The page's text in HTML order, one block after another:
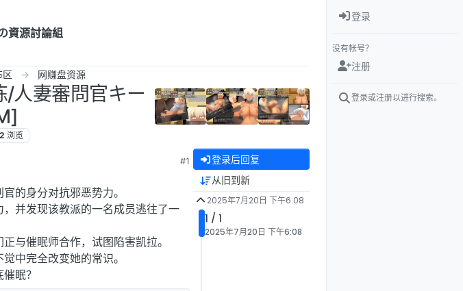
資源討論組
区 网赚盘资源
人妻審問官キー
浏览
#1
的身分对抗邪恶势力。
并发现该教派的一名成员逃往了一
与催眠师合作，试图陷害凯拉。
中完全改变她的常识。
眠？
登录后回复
从旧到新
2025年7月20日 下午6:08
1 / 1
2025年7月20日 下午6:08
登录
没有帐号？
注册
登录或注册以进行搜索。